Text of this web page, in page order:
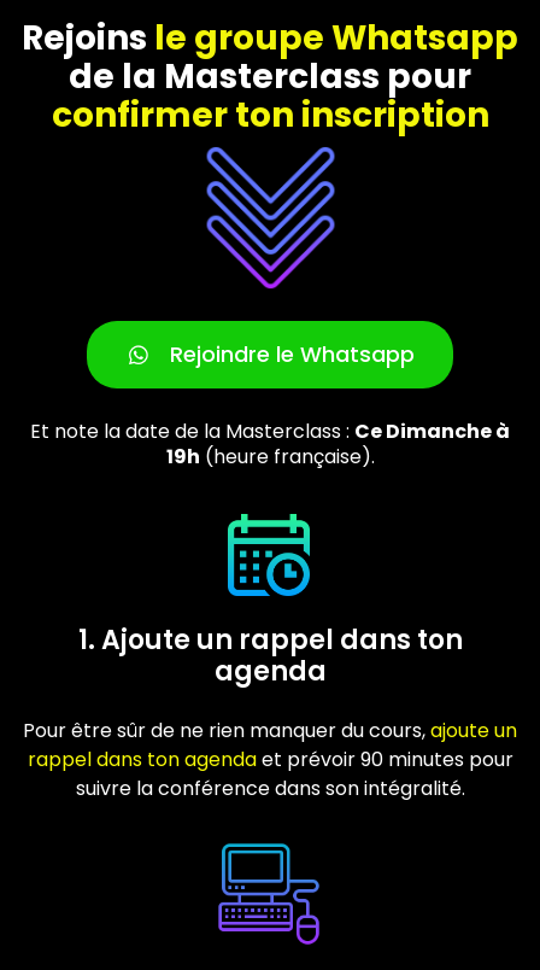
Rejoins le groupe Whatsapp
de la Masterclass pour
confirmer ton inscription
Rejoindre le Whatsapp
Et note la date de la Masterclass : Ce Dimanche à
19h (heure française).
1. Ajoute un rappel dans ton
agenda
Pour être sûr de ne rien manquer du cours,ajoute un
rappel dans ton agendaet prévoir 90 minutes pour
suivre la conférence dans son intégralité.